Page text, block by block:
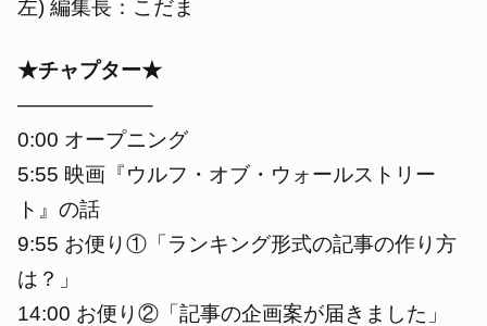
左) 編集長：こだま
★チャプター★
——————–
0:00 オープニング
5:55 映画『ウルフ・オブ・ウォールストリー
ト』の話
9:55 お便り①「ランキング形式の記事の作り方
は？」
14:00 お便り②「記事の企画案が届きました」